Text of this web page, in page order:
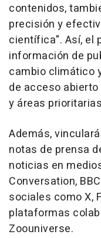
contenidos,
precisión y
científica". Así, el
información de
cambio climático
de acceso
y áreas
Además,
notas de prensa
noticias en
Conversation,
sociales como X,
plataformas
Zoouniverse.